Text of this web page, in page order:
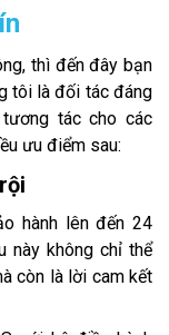
thì đến đây bạn
tôi là đối tác đáng
tác cho các
ưu điểm sau:
hành lên đến 24
này không chỉ thể
còn là lời cam kết